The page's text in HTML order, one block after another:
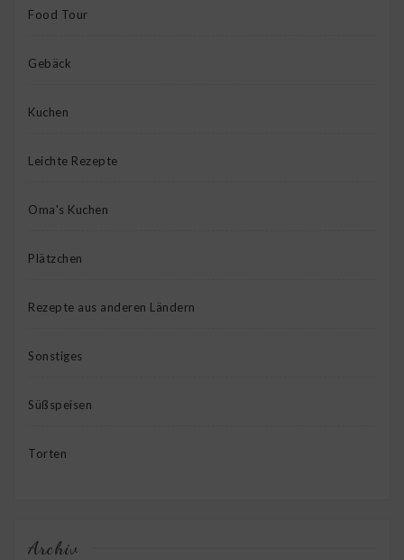
Food Tour
Gebäck
Kuchen
Leichte Rezepte
Oma's Kuchen
Plätzchen
Rezepte aus anderen Ländern
Sonstiges
Süßspeisen
Torten
Archiv